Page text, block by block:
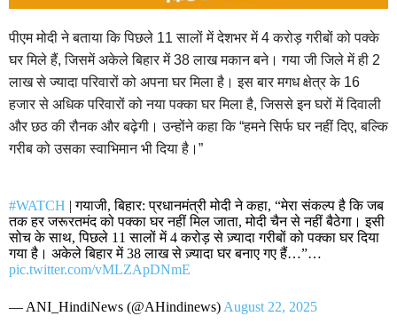
पीएम मोदी ने बताया कि पिछले 11 सालों में देशभर में 4 करोड़ गरीबों को पक्के
घर मिले हैं, जिसमें अकेले बिहार में 38 लाख मकान बने। गया जी जिले में ही 2
लाख से ज्यादा परिवारों को अपना घर मिला है। इस बार मगध क्षेत्र के 16
हजार से अधिक परिवारों को नया पक्का घर मिला है, जिससे इन घरों में दिवाली
और छठ की रौनक और बढ़ेगी। उन्होंने कहा कि “हमने सिर्फ घर नहीं दिए, बल्कि
गरीब को उसका स्वाभिमान भी दिया है।”
#WATCH | गयाजी, बिहार: प्रधानमंत्री मोदी ने कहा, “मेरा संकल्प है कि जब
तक हर जरूरतमंद को पक्का घर नहीं मिल जाता, मोदी चैन से नहीं बैठेगा। इसी
सोच के साथ, पिछले 11 सालों में 4 करोड़ से ज़्यादा गरीबों को पक्का घर दिया
गया है। अकेले बिहार में 38 लाख से ज़्यादा घर बनाए गए हैं…”…
pic.twitter.com/vMLZApDNmE
— ANI_HindiNews (@AHindinews) August 22, 2025